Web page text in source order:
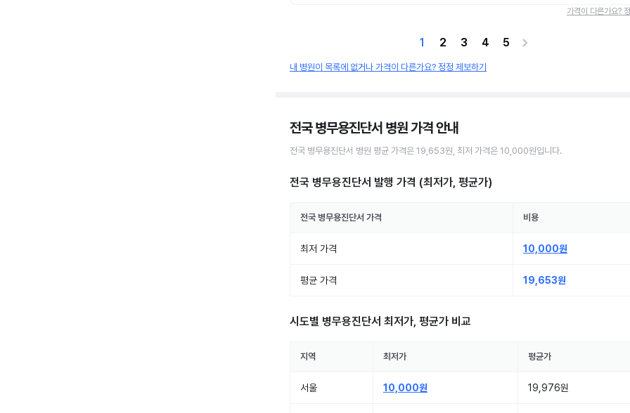
가격이 다른가요?
1 2 3 4 5
내 병원이 목록에 없거나 가격이 다른가요? 정정 제보하기
전국 병무용진단서 병원가격 안내
전국 병무용진단서 병원 평균 가격은 19,653원 , 최저 가격은 10,000원입니다.
전국 병무용진단서 발행 가격 (최저가, 평균가)
전국 병무용진단서 가격 비용
최저 가격 10,000원
평균 가격 19,653원
시도별 병무용진단서 최저가, 평균가 비교
지역 최저가 평균가
서울 10,000원 19,976원